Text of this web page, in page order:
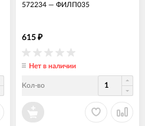
572234 — ФИЛП035
615 ₽
Нет в наличии
Кол-во